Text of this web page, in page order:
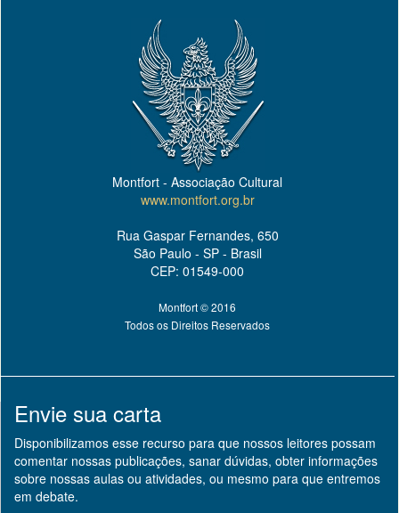
Montfort - Associação Cultural
www.montfort.org.br
Rua Gaspar Fernandes, 650
São Paulo - SP - Brasil
CEP: 01549-000
Montfort © 2016
Todos os Direitos Reservados
Envie sua carta
Disponibilizamos esse recurso para que nossos leitores possam
comentar nossas publicações, sanar dúvidas, obter informações
sobre nossas aulas ou atividades, ou mesmo para que entremos
em debate.